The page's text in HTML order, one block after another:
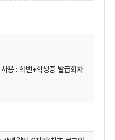
용 : 학번+학생증 발급회차